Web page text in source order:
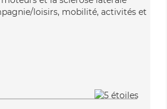
loisirs, mobilité, activités et